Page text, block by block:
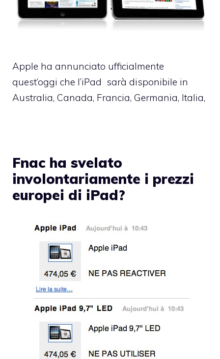
Apple ha annunciato ufficialmente
quest’oggi che l’iPad sarà disponibile in
Australia, Canada, Francia, Germania, Italia,
Fnac ha svelato
involontariamente i prezzi
europei di iPad?